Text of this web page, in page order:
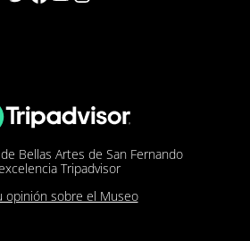
Bellas Artes de San Fernando
Tripadvisor
opinión sobre el Museo